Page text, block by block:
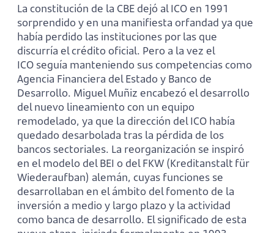
La constitución de la CBE dejó al ICO en 1991
sorprendido y en una manifiesta orfandad ya que
había perdido las instituciones por las que
discurría el crédito oficial. Pero a la vez el
ICO seguía manteniendo sus competencias como
Agencia Financiera del Estado y Banco de
Desarrollo. Miguel Muñiz encabezó el desarrollo
del nuevo lineamiento con un equipo
remodelado, ya que la dirección del ICO había
quedado desarbolada tras la pérdida de los
bancos sectoriales. La reorganización se inspiró
en el modelo del BEI o del FKW (Kreditanstalt für
Wiederaufban) alemán, cuyas funciones se
desarrollaban en el ámbito del fomento de la
inversión a medio y largo plazo y la actividad
como banca de desarrollo. El significado de esta